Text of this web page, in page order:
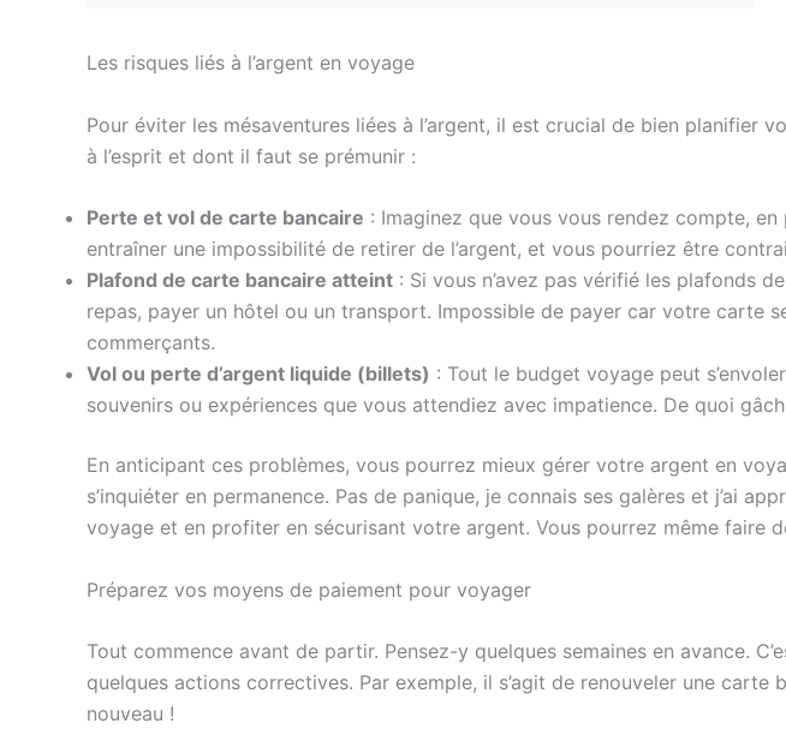
Les risques liés à l’argent en voyage
Pour éviter les mésaventures liées à l’argent, il est crucial de bien planifier
à l’esprit et dont il faut se prémunir :
Perte et vol de carte bancaire : Imaginez que vous vous rendez compte,
entraîner une impossibilité de retirer de l’argent, et vous pourriez être
Plafond de carte bancaire atteint : Si vous n’avez pas vérifié les plafonds
repas, payer un hôtel ou un transport. Impossible de payer car votre carte
commerçants.
Vol ou perte d’argent liquide (billets) : Tout le budget voyage peut
souvenirs ou expériences que vous attendiez avec impatience. De quoi
En anticipant ces problèmes, vous pourrez mieux gérer votre argent en
s’inquiéter en permanence. Pas de panique, je connais ses galères et j’ai
voyage et en profiter en sécurisant votre argent. Vous pourrez même faire
Préparez vos moyens de paiement pour voyager
Tout commence avant de partir. Pensez-y quelques semaines en avance.
quelques actions correctives. Par exemple, il s’agit de renouveler une
nouveau !